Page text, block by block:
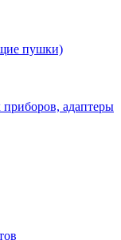
пушки)
адаптеры